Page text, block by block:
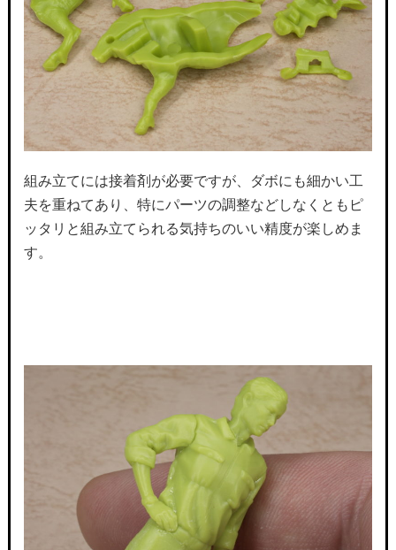
組み立てには接着剤が必要ですが、ダボにも細かい工
夫を重ねてあり、特にパーツの調整などしなくともピ
ッタリと組み立てられる気持ちのいい精度が楽しめま
す。